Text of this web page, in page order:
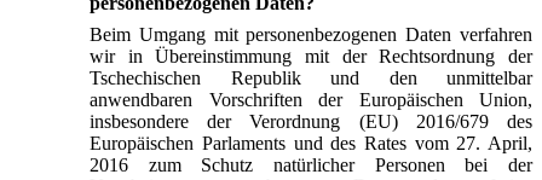
Beim Umgang mit personenbezogenen Daten verfahren
wir in Übereinstimmung mit der Rechtsordnung der
Tschechischen Republik und den unmittelbar
anwendbaren Vorschriften der Europäischen Union,
insbesondere der Verordnung (EU) 2016/679 des
Europäischen Parlaments und des Rates vom 27. April,
2016 zum Schutz natürlicher Personen bei der